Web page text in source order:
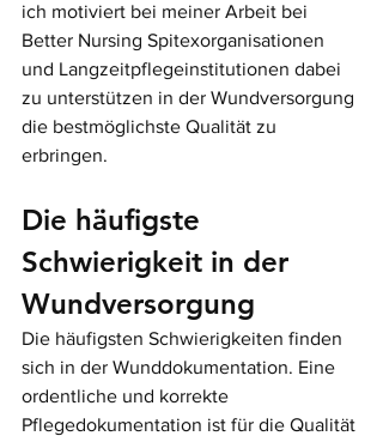
ich motiviert bei meiner Arbeit bei
Better Nursing Spitexorganisationen
und Langzeitpflegeinstitutionen dabei
zu unterstützen in der Wundversorgung
die bestmöglichste Qualität zu
erbringen.
Die häufigste
Schwierigkeit in der
Wundversorgung
Die häufigsten Schwierigkeiten finden
sich in der Wunddokumentation. Eine
ordentliche und korrekte
Pflegedokumentation ist für die Qualität